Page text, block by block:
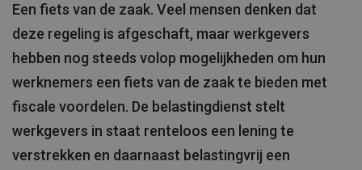
Een fiets van de zaak. Veel mensen denken dat
deze regeling is afgeschaft, maar werkgevers
hebben nog steeds volop mogelijkheden om hun
werknemers een fiets van de zaak te bieden met
fiscale voordelen. De belastingdienst stelt
werkgevers in staat renteloos een lening te
verstrekken en daarnaast belastingvrij een